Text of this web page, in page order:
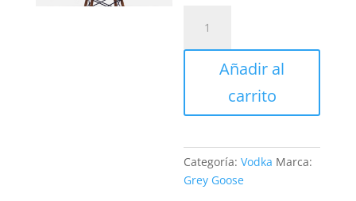
Goose
VX
cantidad
Añadir al
carrito
Categoría:Vodka Marca:
Grey Goose